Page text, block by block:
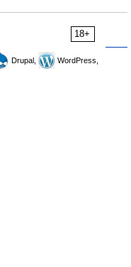
18+
Drupal,
WordPress,